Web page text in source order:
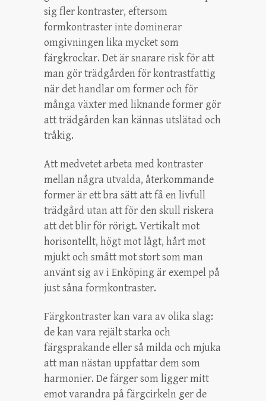
sig fler kontraster, eftersom
formkontraster inte dominerar
omgivningen lika mycket som
färgkrockar. Det är snarare risk för att
man gör trädgården för kontrastfattig
när det handlar om former och för
många växter med liknande former gör
att trädgården kan kännas utslätad och
tråkig.
Att medvetet arbeta med kontraster
mellan några utvalda, återkommande
former är ett bra sätt att få en livfull
trädgård utan att för den skull riskera
att det blir för rörigt. Vertikalt mot
horisontellt, högt mot lågt, hårt mot
mjukt och smått mot stort som man
använt sig av i Enköping är exempel på
just såna formkontraster.
Färgkontraster kan vara av olika slag:
de kan vara rejält starka och
färgsprakande eller så milda och mjuka
att man nästan uppfattar dem som
harmonier. De färger som ligger mitt
emot varandra på färgcirkeln ger de